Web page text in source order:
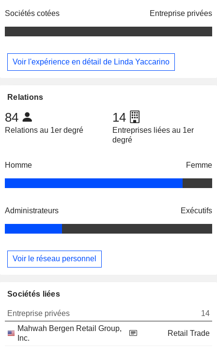
Sociétés cotées Entreprise privées
Voir l'expérience en détail de Linda Yaccarino
Relations
84
Relations au 1er degré
14
Entreprises liées au 1er
degré
Homme Femme
Administrateurs Exécutifs
Voir le réseau personnel
Sociétés liées
Entreprise privées
14
Mahwah Bergen Retail Group,
Inc.
Retail Trade